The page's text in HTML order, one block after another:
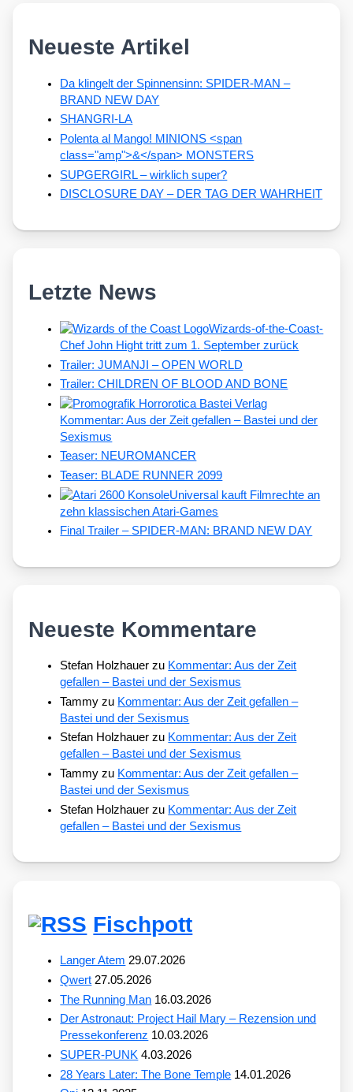
Neueste Artikel
Da klingelt der Spinnensinn: SPIDER-MAN –
BRAND NEW DAY
SHANGRI-LA
Polenta al Mango! MINIONS <span
class="amp">&</span> MONSTERS
SUPGERGIRL – wirklich super?
DISCLOSURE DAY – DER TAG DER WAHRHEIT
Letzte News
Wizards-of-the-Coast-
Chef John Hight tritt zum 1. September zurück
Trailer: JUMANJI – OPEN WORLD
Trailer: CHILDREN OF BLOOD AND BONE
Kommentar: Aus der Zeit gefallen – Bastei und der
Sexismus
Teaser: NEUROMANCER
Teaser: BLADE RUNNER 2099
Universal kauft Filmrechte an
zehn klassischen Atari-Games
Final Trailer – SPIDER-MAN: BRAND NEW DAY
Neueste Kommentare
Stefan Holzhauer zu Kommentar: Aus der Zeit
gefallen – Bastei und der Sexismus
Tammy zu Kommentar: Aus der Zeit gefallen –
Bastei und der Sexismus
Stefan Holzhauer zu Kommentar: Aus der Zeit
gefallen – Bastei und der Sexismus
Tammy zu Kommentar: Aus der Zeit gefallen –
Bastei und der Sexismus
Stefan Holzhauer zu Kommentar: Aus der Zeit
gefallen – Bastei und der Sexismus
Fischpott
Langer Atem 29.07.2026
Qwert 27.05.2026
The Running Man 16.03.2026
Der Astronaut: Project Hail Mary – Rezension und
Pressekonferenz 10.03.2026
SUPER-PUNK 4.03.2026
28 Years Later: The Bone Temple 14.01.2026